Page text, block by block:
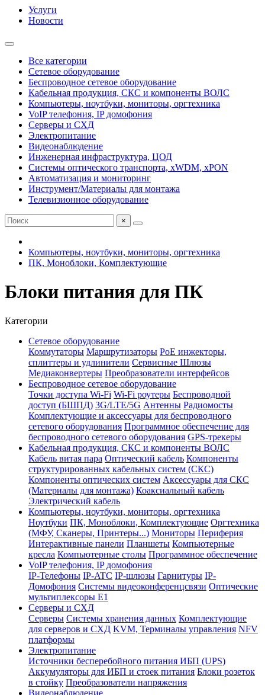
Услуги
Новости
Все категории
Сетевое оборудование
Беспроводное сетевое оборудование
Кабельная продукция, СКС и компоненты ВОЛС
Компьютеры, ноутбуки, мониторы, оргтехника
VoIP телефония, IP домофония
Серверы и СХД
Электропитание
Видеонаблюдение
Инженерная инфраструктура, ЦОД
Системы оптического транспорта, xWDM, xPON
Автоматизация и мониторинг
Инструмент/Материалы для монтажа
Телевизионное оборудование
×
Компьютеры, ноутбуки, мониторы, оргтехника
ПК, Моноблоки, Комплектующие
Блоки питания для ПК
Категории
Сетевое оборудование
Коммутаторы Маршрутизаторы PoE инжекторы,
сплиттеры и удлинители Сервисные Шлюзы
Медиаконвертеры Преобразователи интерфейсов
Беспроводное сетевое оборудование
Точки доступа Wi-Fi Wi-Fi роутеры Беспроводной
доступ (БШПД) 3G/LTE/5G Антенны Радиомосты
Комплектующие и аксессуары для беспроводного
сетевого оборудования Программное обеспечение для
беспроводного сетевого оборудования GPS-трекеры
Кабельная продукция, СКС и компоненты ВОЛС
Кабель витая пара Оптический кабель Компоненты
структурированных кабельных систем (СКС)
Компоненты оптических систем Аксессуары для СКС
(Материалы для монтажа) Коаксиальный кабель
Электрический кабель
Компьютеры, ноутбуки, мониторы, оргтехника
Ноутбуки ПК, Моноблоки, Комплектующие Оргтехника
(МФУ, Сканеры, Принтеры...) Мониторы Периферия
Интерактивные панели Планшеты Компьютерные
кресла Компьютерные столы Программное обеспечение
VoIP телефония, IP домофония
IP-Телефоны IP-ATC IP-шлюзы Гарнитуры IP-
Домофония Системы видеоконференцсвязи Оптические
мультиплексоры Е1
Серверы и СХД
Серверы Системы хранения данных Комплектующие
для серверов и СХД KVM, Терминалы управления NFV
платформы
Электропитание
Источники бесперебойного питания ИБП (UPS)
Аккумуляторы для ИБП и стоек питания Блоки розеток
в стойку Преобразователи напряжения
Видеонаблюдение